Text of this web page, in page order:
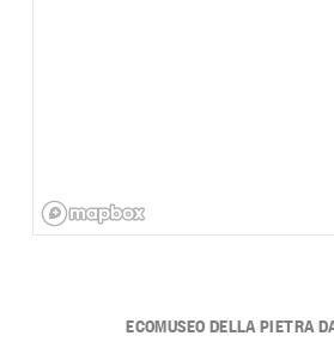
ECOMUSEO DELLA PIETRA